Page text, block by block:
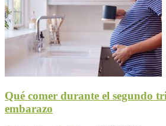
Qué comer durante el segundo
embarazo